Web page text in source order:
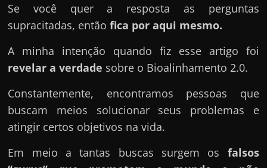
l
e
h
e
f
e
c
a
Se você quer a resposta as perguntas
supracitadas, então fica por aqui mesmo.
A minha intenção quando fiz esse artigo foi
revelar a verdade sobre o Bioalinhamento 2.0.
Constantemente, encontramos pessoas que
buscam meios solucionar seus problemas e
atingir certos objetivos na vida.
Em meio a tantas buscas surgem os falsos